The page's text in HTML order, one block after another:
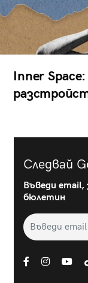
Inner
Следвай
Въведи email,
бюлетин